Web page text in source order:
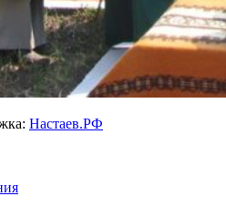
Настаев.РФ